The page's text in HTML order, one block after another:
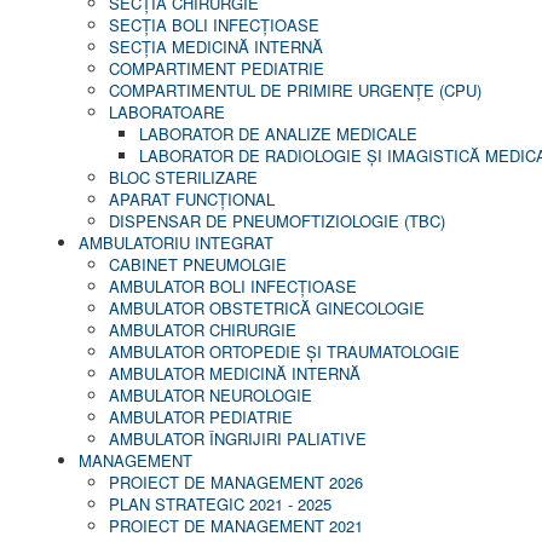
SECŢIA BOLI INFECŢIOASE
SECŢIA MEDICINĂ INTERNĂ
COMPARTIMENT PEDIATRIE
COMPARTIMENTUL DE PRIMIRE URGENȚE (CPU)
LABORATOARE
LABORATOR DE ANALIZE MEDICALE
LABORATOR DE RADIOLOGIE ŞI IMAGISTICĂ
BLOC STERILIZARE
APARAT FUNCŢIONAL
DISPENSAR DE PNEUMOFTIZIOLOGIE (TBC)
AMBULATORIU INTEGRAT
CABINET PNEUMOLGIE
AMBULATOR BOLI INFECŢIOASE
AMBULATOR OBSTETRICĂ GINECOLOGIE
AMBULATOR CHIRURGIE
AMBULATOR ORTOPEDIE ȘI TRAUMATOLOGIE
AMBULATOR MEDICINĂ INTERNĂ
AMBULATOR NEUROLOGIE
AMBULATOR PEDIATRIE
AMBULATOR ÎNGRIJIRI PALIATIVE
MANAGEMENT
PROIECT DE MANAGEMENT 2026
PLAN STRATEGIC 2021 - 2025
PROIECT DE MANAGEMENT 2021